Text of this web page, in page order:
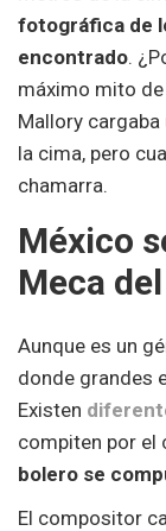
fotográfica de
encontrado.
máximo mito
Mallory
la cima, pero
chamarra.
México
Meca
Aunque es un
donde grandes
Existen
compiten por el
bolero se
El compositor